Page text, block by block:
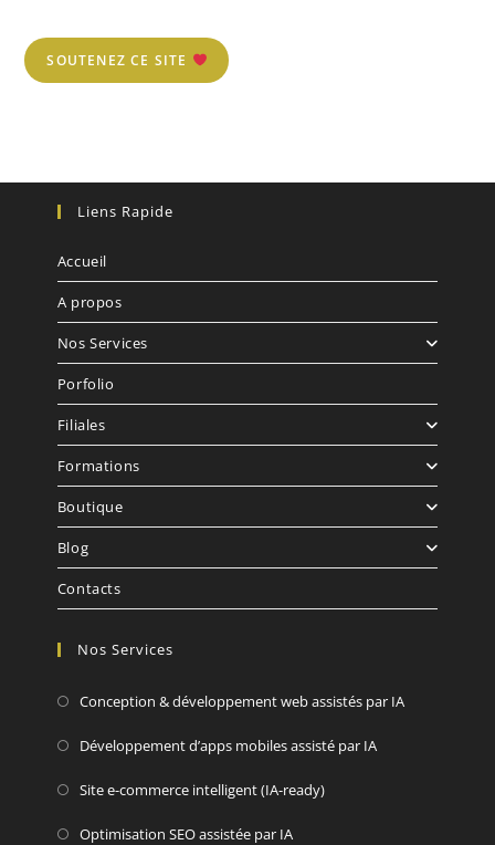
SOUTENEZ CE SITE
Liens Rapide
Accueil
A propos
Nos Services
Porfolio
Filiales
Formations
Boutique
Blog
Contacts
Nos Services
Conception & développement web assistés par IA
Développement d’apps mobiles assisté par IA
Site e-commerce intelligent (IA-ready)
Optimisation SEO assistée par IA